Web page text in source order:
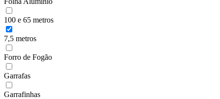
100 e 65 metros
7,5 metros
Forro de Fogão
Garrafas
Garrafinhas